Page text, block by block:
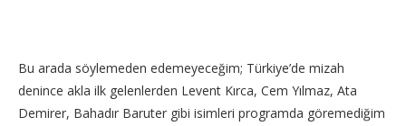
Bu arada söylemeden edemeyeceğim; Türkiye’de mizah
denince akla ilk gelenlerden Levent Kırca, Cem Yılmaz, Ata
Demirer, Bahadır Baruter gibi isimleri programda göremediğim